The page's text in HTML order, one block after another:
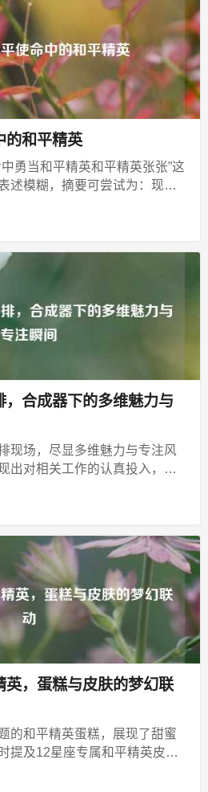
的和平精英
勇当和平精英和平精英张张”这
述模糊，摘要可尝试为：现有
和平使...
，合成器下的多维魅力与
现场，尽显多维魅力与专注风
出对相关工作的认真投入，专
同时其自身...
英，蛋糕与皮肤的梦幻联
的和平精英蛋糕，展现了甜蜜
提及12星座专属和平精英皮
文化与热门...